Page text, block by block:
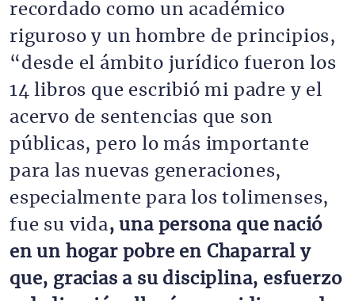
recordado como un académico
riguroso y un hombre de principios,
“desde el ámbito jurídico fueron los
14 libros que escribió mi padre y el
acervo de sentencias que son
públicas, pero lo más importante
para las nuevas generaciones,
especialmente para los tolimenses,
fue su vida, una persona que nació
en un hogar pobre en Chaparral y
que, gracias a su disciplina, esfuerzo